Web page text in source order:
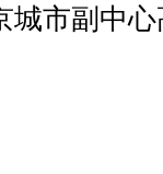
市副中